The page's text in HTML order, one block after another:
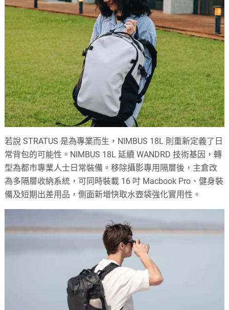
若說 STRATUS 是為專業而生，NIMBUS 18L 則重新定義了日
常背包的可能性。NIMBUS 18L 延續 WANDRD 技術基因，轉
型為都市專業人士日常裝備。移除攝影專用隔層後，主倉改
為多隔層收納系統，可同時裝載 16 吋 Macbook Pro、健身裝
備及短期出差用品，側面新增快取水壺袋強化實用性。